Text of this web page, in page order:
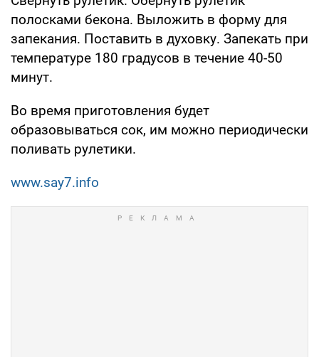
полосками бекона. Выложить в форму для
запекания. Поставить в духовку. Запекать при
температуре 180 градусов в течение 40-50
минут.
Во время приготовления будет
образовываться сок, им можно периодически
поливать рулетики.
www.say7.info